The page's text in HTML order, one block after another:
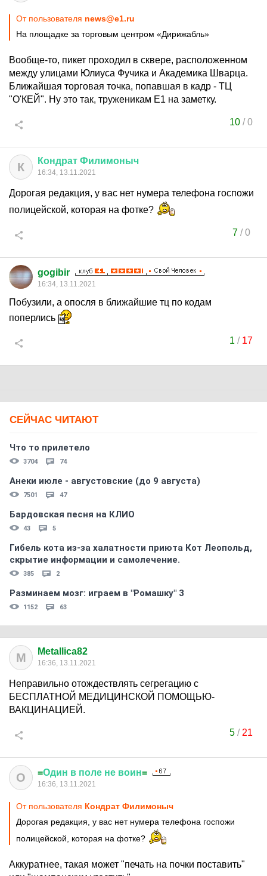
От пользователя news@e1.ru
На площадке за торговым центром «Дирижабль»
Вообще-то, пикет проходил в сквере, расположенном
между улицами Юлиуса Фучика и Академика Шварца.
Ближайшая торговая точка, попавшая в кадр - ТЦ
"О'КЕЙ". Ну это так, труженикам Е1 на заметку.
10 /0
К Кондрат Филимоныч
16:34, 13.11.2021
Дорогая редакция, у вас нет нумера телефона госпожи
полицейской, которая на фотке?
7/0
gogibir
16:34, 13.11.2021
Побузили, а опосля в ближайшие тц по кодам
поперлись
1 / 17
СЕЙЧАС ЧИТАЮТ
Что то прилетело
3704 74
Анеки июле - августовские (до 9 августа)
7501 47
Бардовская песня на КЛИО
43 5
Гибель кота из-за халатности приюта Кот Леопольд,
скрытиe информации и самолечение.
385 2
Разминаем мозг: играем в "Ромашку" 3
1152 63
M Metallica82
16:36, 13.11.2021
Неправильно отождествлять сегрегацию с
БЕСПЛАТНОЙ МЕДИЦИНСКОЙ ПОМОЩЬЮ-
ВАКЦИНАЦИЕЙ.
5 / 21
О =Один в поле не воин=
16:36, 13.11.2021
От пользователя Кондрат Филимоныч
Дорогая редакция, у вас нет нумера телефона госпожи
полицейской, которая на фотке?
Аккуратнее, такая может "печать на почки поставить"